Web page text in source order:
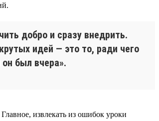
добро и сразу внедрить.
идей — это то, ради чего
был вчера».
извлекать из ошибок уроки